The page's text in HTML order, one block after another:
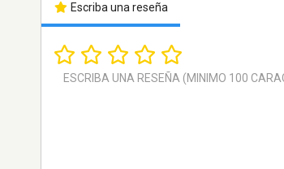
Escriba una reseña